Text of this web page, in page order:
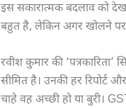
इस सकारात्मक बदलाव को
बहुत है, लेकिन अगर खोलने
रवीश कुमार की ‘पत्रकारिता’
सीमित है। उनकी हर रिपोर्ट
चाहे वह अच्छी हो या बुरी।